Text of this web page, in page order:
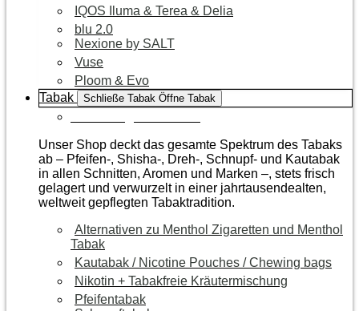
IQOS Iluma & Terea & Delia
blu 2.0
Nexione by SALT
Vuse
Ploom & Evo
Tabak
Schließe Tabak Öffne Tabak
Unser Shop deckt das gesamte Spektrum des Tabaks
ab – Pfeifen-, Shisha-, Dreh-, Schnupf- und Kautabak
in allen Schnitten, Aromen und Marken –, stets frisch
gelagert und verwurzelt in einer jahrtausendealten,
weltweit gepflegten Tabaktradition.
Alternativen zu Menthol Zigaretten und Menthol
Tabak
Kautabak / Nicotine Pouches / Chewing bags
Nikotin + Tabakfreie Kräutermischung
Pfeifentabak